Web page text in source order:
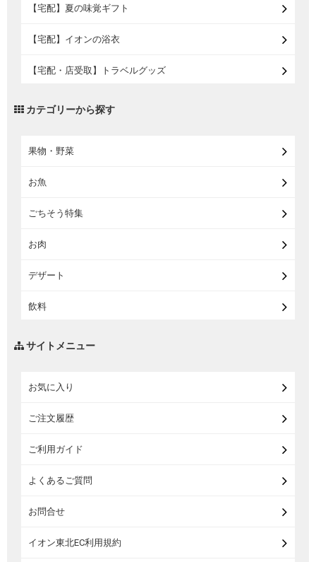
【宅配】夏の味覚ギフト
【宅配】イオンの浴衣
【宅配・店受取】トラベルグッズ
カテゴリーから探す
果物・野菜
お魚
ごちそう特集
お肉
デザート
飲料
サイトメニュー
お気に入り
ご注文履歴
ご利用ガイド
よくあるご質問
お問合せ
イオン東北EC利用規約